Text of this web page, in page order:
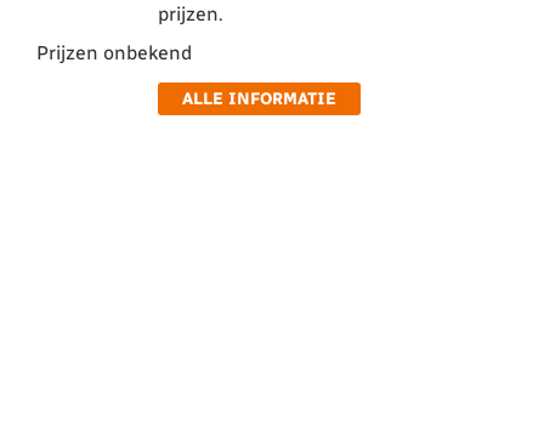
prijzen.
Prijzen onbekend
ALLE INFORMATIE